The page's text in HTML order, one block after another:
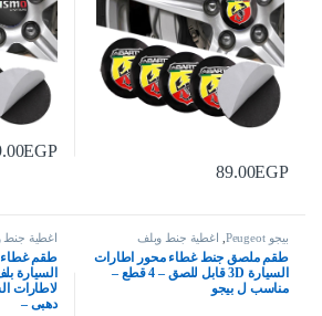
89.00EGP
EGP
بيجو Peugeot اغطية جنط وبلف
طقم ملصق جنط غطاء محور اطارات
السيارة 3D قابل للصق – 4 قطع –
مناسب ل بيجو
اغطية جنط
طقم غطاء
السيارة
دهبى –